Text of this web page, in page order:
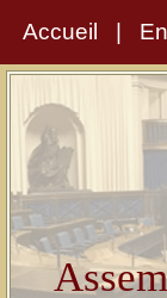
Accueil